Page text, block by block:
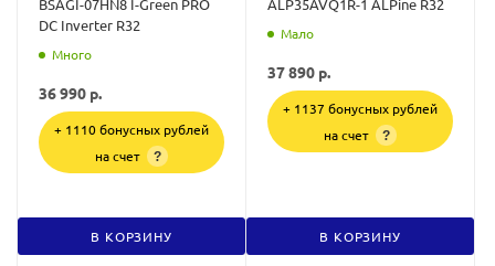
BSAGI-07HN8 I-Green PRO
DC Inverter R32
Много
36 990 р.
+ 1110 бонусных рублей
на счет
?
В КОРЗИНУ
ALP35AVQ1R-1 ALPine R32
Мало
37 890 р.
+ 1137 бонусных рублей
на счет
?
В КОРЗИНУ